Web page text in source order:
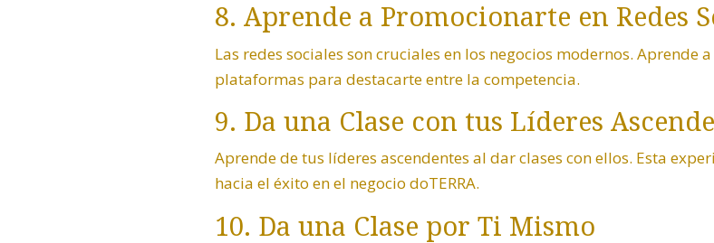
8. Aprende a Promocionarte en Redes
Las redes sociales son cruciales en los negocios modernos. Aprende
plataformas para destacarte entre la competencia.
9. Da una Clase con tus Líderes
Aprende de tus líderes ascendentes al dar clases con ellos. Esta
hacia el éxito en el negocio doTERRA.
10. Da una Clase por Ti Mismo